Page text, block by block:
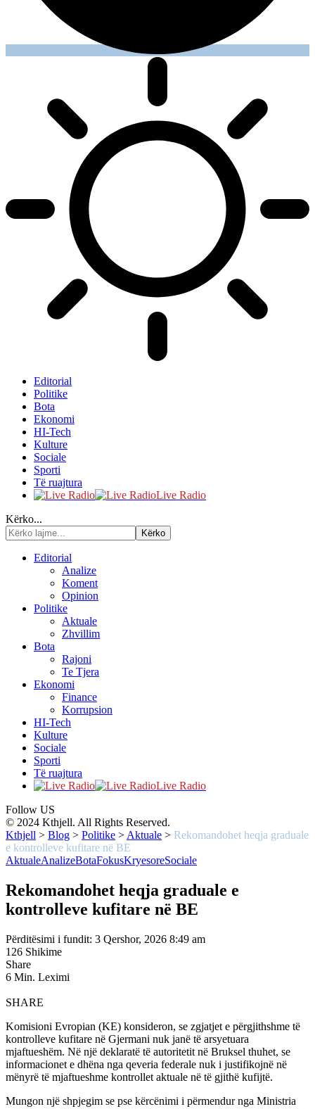
Editorial
Politike
Bota
Ekonomi
HI-Tech
Kulture
Sociale
Sporti
Të ruajtura
Live Radio
Kërko...
Editorial
Analize
Koment
Opinion
Politike
Aktuale
Zhvillim
Bota
Rajoni
Te Tjera
Ekonomi
Finance
Korrupsion
HI-Tech
Kulture
Sociale
Sporti
Të ruajtura
Live Radio
Follow US
© 2024 Kthjell. All Rights Reserved.
Kthjell > Blog > Politike > Aktuale > Rekomandohet heqja graduale
e kontrolleve kufitare në BE
AktualeAnalizeBotaFokusKryesoreSociale
Rekomandohet heqja graduale e
kontrolleve kufitare në BE
Përditësimi i fundit: 3 Qershor, 2026 8:49 am
126 Shikime
Share
6 Min. Leximi
SHARE
Komisioni Evropian (KE) konsideron, se zgjatjet e përgjithshme të
kontrolleve kufitare në Gjermani nuk janë të arsyetuara
mjaftueshëm. Në një deklaratë të autoritetit në Bruksel thuhet, se
informacionet e dhëna nga qeveria federale nuk i justifikojnë në
mënyrë të mjaftueshme kontrollet aktuale në të gjithë kufijtë.
Mungon një shpjegim se pse kërcënimi i përmendur nga Ministria